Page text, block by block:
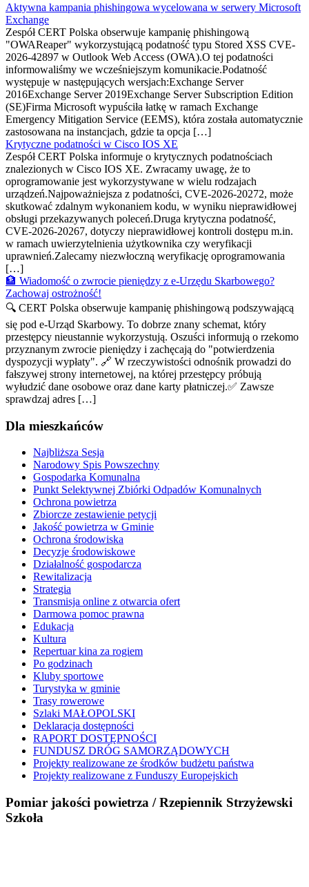
Aktywna kampania phishingowa wycelowana w serwery Microsoft
Exchange
Zespół CERT Polska obserwuje kampanię phishingową
"OWAReaper" wykorzystującą podatność typu Stored XSS CVE-
2026-42897 w Outlook Web Access (OWA).O tej podatności
informowaliśmy we wcześniejszym komunikacie.Podatność
występuje w następujących wersjach:Exchange Server
2016Exchange Server 2019Exchange Server Subscription Edition
(SE)Firma Microsoft wypuściła łatkę w ramach Exchange
Emergency Mitigation Service (EEMS), która została automatycznie
zastosowana na instancjach, gdzie ta opcja […]
Krytyczne podatności w Cisco IOS XE
Zespół CERT Polska informuje o krytycznych podatnościach
znalezionych w Cisco IOS XE. Zwracamy uwagę, że to
oprogramowanie jest wykorzystywane w wielu rodzajach
urządzeń.Najpoważniejsza z podatności, CVE-2026-20272, może
skutkować zdalnym wykonaniem kodu, w wyniku nieprawidłowej
obsługi przekazywanych poleceń.Druga krytyczna podatność,
CVE-2026-20267, dotyczy nieprawidłowej kontroli dostępu m.in.
w ramach uwierzytelnienia użytkownika czy weryfikacji
uprawnień.Zalecamy niezwłoczną weryfikację oprogramowania
[…]
🏦 Wiadomość o zwrocie pieniędzy z e-Urzędu Skarbowego?
Zachowaj ostrożność!
🔍 CERT Polska obserwuje kampanię phishingową podszywającą
się pod e-Urząd Skarbowy. To dobrze znany schemat, który
przestępcy nieustannie wykorzystują. Oszuści informują o rzekomo
przyznanym zwrocie pieniędzy i zachęcają do "potwierdzenia
dyspozycji wypłaty". 🔗 W rzeczywistości odnośnik prowadzi do
fałszywej strony internetowej, na której przestępcy próbują
wyłudzić dane osobowe oraz dane karty płatniczej.✅ Zawsze
sprawdzaj adres […]
Dla mieszkańców
Najbliższa Sesja
Narodowy Spis Powszechny
Gospodarka Komunalna
Punkt Selektywnej Zbiórki Odpadów Komunalnych
Ochrona powietrza
Zbiorcze zestawienie petycji
Jakość powietrza w Gminie
Ochrona środowiska
Decyzje środowiskowe
Działalność gospodarcza
Rewitalizacja
Strategia
Transmisja online z otwarcia ofert
Darmowa pomoc prawna
Edukacja
Kultura
Repertuar kina za rogiem
Po godzinach
Kluby sportowe
Turystyka w gminie
Trasy rowerowe
Szlaki MAŁOPOLSKI
Deklaracja dostępności
RAPORT DOSTĘPNOŚCI
FUNDUSZ DRÓG SAMORZĄDOWYCH
Projekty realizowane ze środków budżetu państwa
Projekty realizowane z Funduszy Europejskich
Pomiar jakości powietrza / Rzepiennik Strzyżewski
Szkoła